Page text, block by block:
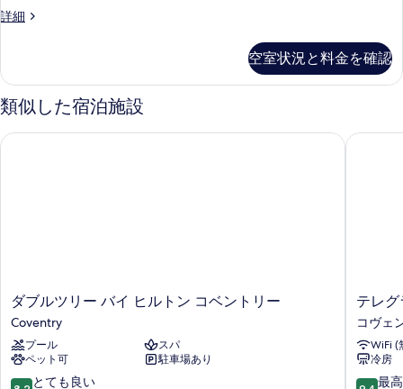
す
の
写
真
台
べ
写
真
を
詳細
King
Bed
の
詳
空室状況と料金を確認
類似した宿泊施設
ダ
ブ
ル
ツ
リ
ー
ダブルツリー バイ ヒルトン コベントリー
Coventry
プール
スパ
ペット可
駐車場あり
10
とても良い
ダブルツリー バイ ヒルトン コベントリー
テ
グ
ラ
フ
ホ
テレ
コヴェ
WiFi (
冷房
10
最
テレグ